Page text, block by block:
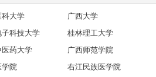
大学
广西大学
科技大学
桂林理工大学
药大学
广西师范学院
院
右江民族医学院